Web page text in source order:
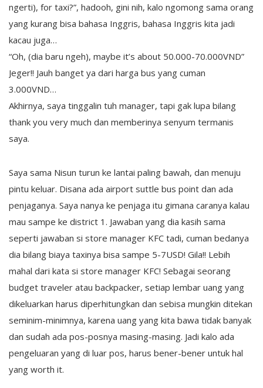
ngerti), for taxi?”, hadooh, gini nih, kalo ngomong sama orang
yang kurang bisa bahasa Inggris, bahasa Inggris kita jadi
kacau juga…
“Oh, (dia baru ngeh), maybe it’s about 50.000-70.000VND”
Jeger!! Jauh banget ya dari harga bus yang cuman
3.000VND…
Akhirnya, saya tinggalin tuh manager, tapi gak lupa bilang
thank you very much dan memberinya senyum termanis
saya.
Saya sama Nisun turun ke lantai paling bawah, dan menuju
pintu keluar. Disana ada airport suttle bus point dan ada
penjaganya. Saya nanya ke penjaga itu gimana caranya kalau
mau sampe ke district 1. Jawaban yang dia kasih sama
seperti jawaban si store manager KFC tadi, cuman bedanya
dia bilang biaya taxinya bisa sampe 5-7USD! Gila!! Lebih
mahal dari kata si store manager KFC! Sebagai seorang
budget traveler atau backpacker, setiap lembar uang yang
dikeluarkan harus diperhitungkan dan sebisa mungkin ditekan
seminim-minimnya, karena uang yang kita bawa tidak banyak
dan sudah ada pos-posnya masing-masing. Jadi kalo ada
pengeluaran yang di luar pos, harus bener-bener untuk hal
yang worth it.